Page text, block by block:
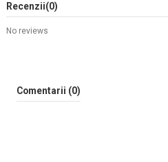
Recenzii(0)
No reviews
Comentarii (0)